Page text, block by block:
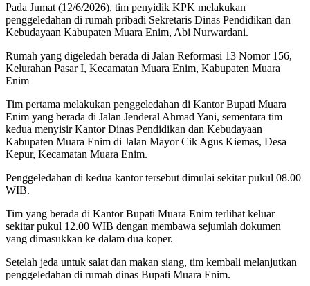
Pada Jumat (12/6/2026), tim penyidik KPK melakukan
penggeledahan di rumah pribadi Sekretaris Dinas Pendidikan dan
Kebudayaan Kabupaten Muara Enim, Abi Nurwardani.
Rumah yang digeledah berada di Jalan Reformasi 13 Nomor 156,
Kelurahan Pasar I, Kecamatan Muara Enim, Kabupaten Muara
Enim
Tim pertama melakukan penggeledahan di Kantor Bupati Muara
Enim yang berada di Jalan Jenderal Ahmad Yani, sementara tim
kedua menyisir Kantor Dinas Pendidikan dan Kebudayaan
Kabupaten Muara Enim di Jalan Mayor Cik Agus Kiemas, Desa
Kepur, Kecamatan Muara Enim.
Penggeledahan di kedua kantor tersebut dimulai sekitar pukul 08.00
WIB.
Tim yang berada di Kantor Bupati Muara Enim terlihat keluar
sekitar pukul 12.00 WIB dengan membawa sejumlah dokumen
yang dimasukkan ke dalam dua koper.
Setelah jeda untuk salat dan makan siang, tim kembali melanjutkan
penggeledahan di rumah dinas Bupati Muara Enim.